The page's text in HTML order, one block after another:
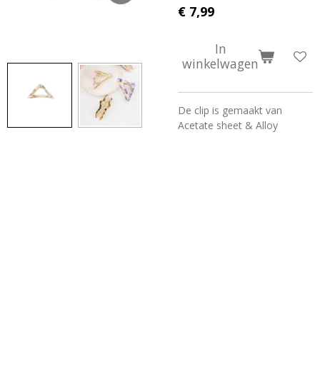
€ 7,99
In
winkelwagen
De clip is gemaakt van
Acetate sheet & Alloy